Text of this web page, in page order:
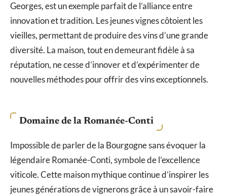
Georges, est un exemple parfait de l’alliance entre
innovation et tradition. Les jeunes vignes côtoient les
vieilles, permettant de produire des vins d’une grande
diversité. La maison, tout en demeurant fidèle à sa
réputation, ne cesse d’innover et d’expérimenter de
nouvelles méthodes pour offrir des vins exceptionnels.
Domaine de la Romanée-Conti
Impossible de parler de la Bourgogne sans évoquer la
légendaire Romanée-Conti, symbole de l’excellence
viticole. Cette maison mythique continue d’inspirer les
jeunes générations de vignerons grâce à un savoir-faire